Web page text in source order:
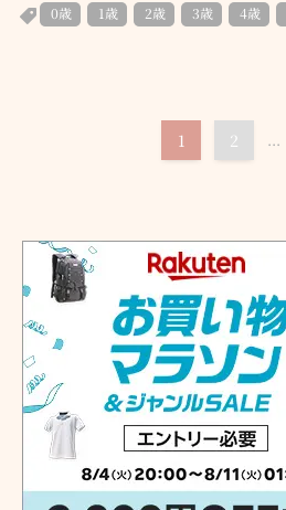
0歳 1歳 2歳 3歳 4歳
1 2 ...